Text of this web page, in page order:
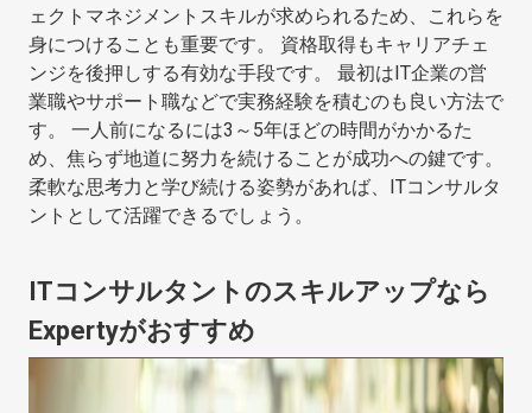
ェクトマネジメントスキルが求められるため、これらを
身につけることも重要です。 資格取得もキャリアチェ
ンジを後押しする有効な手段です。 最初はIT企業の営
業職やサポート職などで実務経験を積むのも良い方法で
す。 一人前になるには3～5年ほどの時間がかかるた
め、焦らず地道に努力を続けることが成功への鍵です。
柔軟な思考力と学び続ける姿勢があれば、ITコンサルタ
ントとして活躍できるでしょう。
ITコンサルタントのスキルアップなら
Expertyがおすすめ